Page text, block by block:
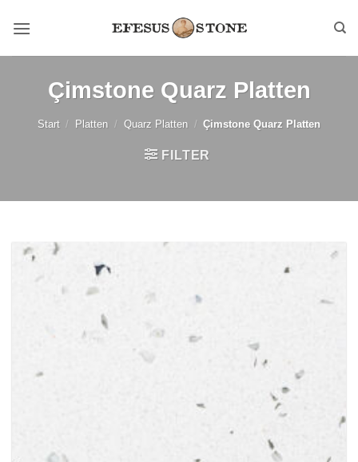
Inhalt
Çimstone Quarz Platten
Start / Platten / Quarz Platten / Çimstone Quarz Platten
FILTER